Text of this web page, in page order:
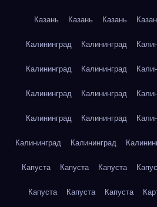
Казань Казань Казань
Калининград Калининград
Калининград Калининград
Калининград Калининград
Калининград Калининград
Калининград Калининград
Капуста Капуста Капуста
Капуста Капуста Капуста